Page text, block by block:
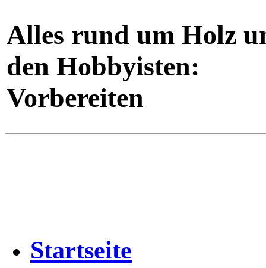
Alles rund um Holz
den Hobbyisten:
Vorbereiten
Startseite